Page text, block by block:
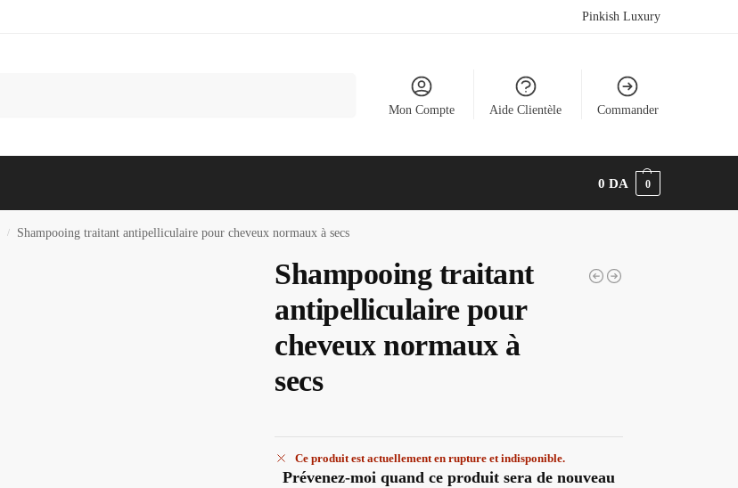
Pinkish Luxury
Mon Compte Aide Clientèle Commander
0DA 0
/ Shampooing traitant antipelliculaire pour cheveux normaux à secs
Shampooing traitant
antipelliculaire pour
cheveux normaux à
secs
Ce produit est actuellement en rupture et indisponible.
Prévenez-moi quand ce produit sera de nouveau